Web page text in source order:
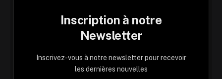
Inscription à notre
Newsletter
Inscrivez-vous à notre newsletter pour recevoir
les dernières nouvelles